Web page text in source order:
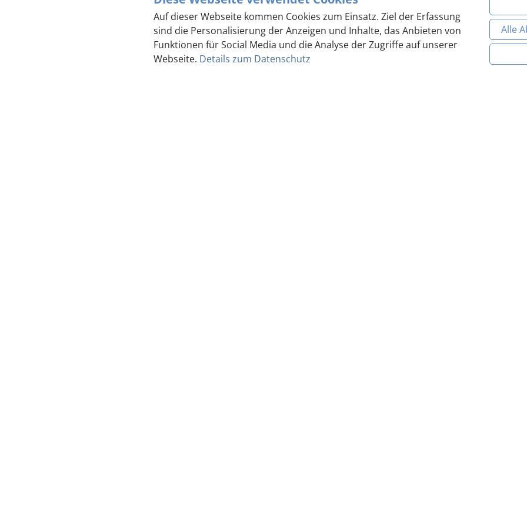
Auf dieser Webseite kommen Cookies zum Einsatz. Ziel der Erfassung
sind die Personalisierung der Anzeigen und Inhalte, das Anbieten von
Funktionen für Social Media und die Analyse der Zugriffe auf unserer
Webseite. Details zum Datenschutz
Alle